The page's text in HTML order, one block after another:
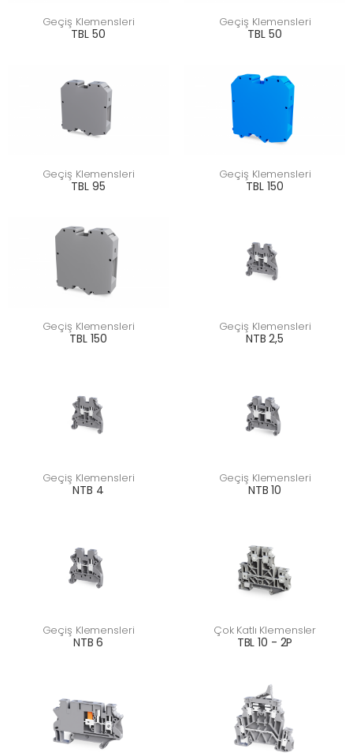
Geçiş Klemensleri
TBL 50
Geçiş Klemensleri
TBL 50
Geçiş Klemensleri
TBL 95
Geçiş Klemensleri
TBL 150
Geçiş Klemensleri
TBL 150
Geçiş Klemensleri
NTB 2,5
Geçiş Klemensleri
NTB 4
Geçiş Klemensleri
NTB 10
Geçiş Klemensleri
NTB 6
Çok Katlı Klemensler
TBL 10 - 2P